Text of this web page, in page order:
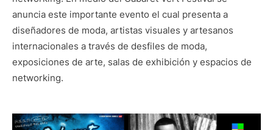
anuncia este importante evento el cual presenta a
diseñadores de moda, artistas visuales y artesanos
internacionales a través de desfiles de moda,
exposiciones de arte, salas de exhibición y espacios de
networking.